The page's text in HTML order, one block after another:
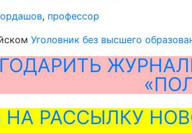
, профессор
Уголовник без высшего
РАССЫЛКУ